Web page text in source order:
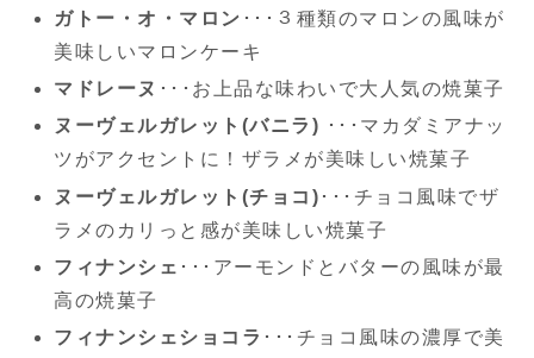
ガトー・オ・マロン ･･･３種類のマロンの風味が
美味しいマロンケーキ
マドレーヌ ･･･お上品な味わいで大人気の焼菓子
ヌーヴェルガレット(バニラ) ･･･マカダミアナッ
ツがアクセントに！ザラメが美味しい焼菓子
ヌーヴェルガレット(チョコ) ･･･チョコ風味でザ
ラメのカリっと感が美味しい焼菓子
フィナンシェ ･･･アーモンドとバターの風味が最
高の焼菓子
フィナンシェショコラ ･･･チョコ風味の濃厚で美